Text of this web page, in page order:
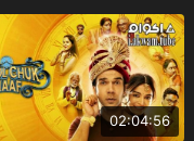
02:04:56